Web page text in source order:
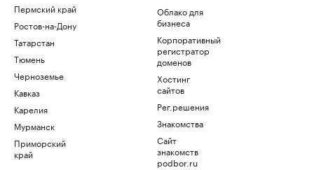
Пермский край
Ростов-на-Дону
Татарстан
Тюмень
Черноземье
Кавказ
Карелия
Мурманск
Приморский
край
Облако для
бизнеса
Корпоративный
регистратор
доменов
Хостинг
сайтов
Рег.решения
Знакомства
Сайт
знакомств
podbor.ru